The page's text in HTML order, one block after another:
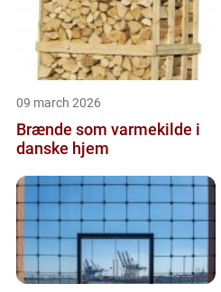
09 march 2026
Brænde som varmekilde i
danske hjem